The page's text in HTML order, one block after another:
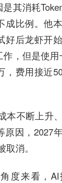
其消耗
成比例。他
好后龙虾开
，但是使用
，费用接近
本不断上升
原因，2027
消。
度来看，